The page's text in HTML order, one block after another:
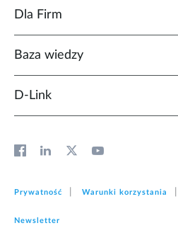
Dla Firm
Baza wiedzy
D‑Link
Prywatność Warunki korzystania
Newsletter